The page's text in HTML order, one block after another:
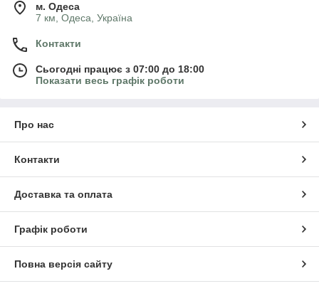
м. Одеса
7 км, Одеса, Україна
Контакти
Сьогодні працює з 07:00 до 18:00
Показати весь графік роботи
Про нас
Контакти
Доставка та оплата
Графік роботи
Повна версія сайту